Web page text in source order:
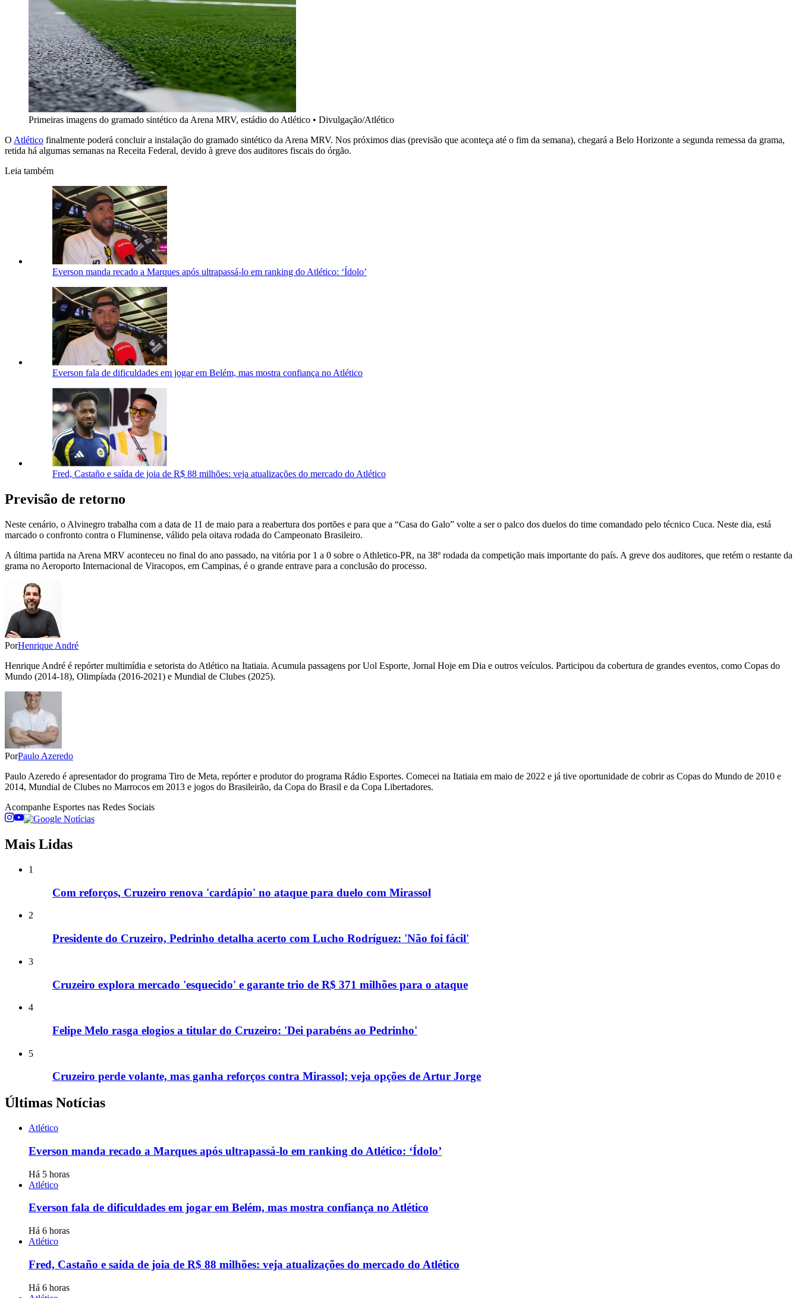
Primeiras imagens do gramado sintético da Arena MRV, estádio do Atlético • Divulgação/Atlético
O Atlético finalmente poderá concluir a instalação do gramado sintético da Arena MRV. Nos próximos dias (previsão que aconteça até o fim da semana), chegará a Belo Horizonte a segunda remessa da grama,
retida há algumas semanas na Receita Federal, devido à greve dos auditores fiscais do órgão.
Leia também
Everson manda recado a Marques após ultrapassá-lo em ranking do Atlético: ‘Ídolo’
Everson fala de dificuldades em jogar em Belém, mas mostra confiança no Atlético
Fred, Castaño e saída de joia de R$ 88 milhões: veja atualizações do mercado do Atlético
Previsão de retorno
Neste cenário, o Alvinegro trabalha com a data de 11 de maio para a reabertura dos portões e para que a “Casa do Galo” volte a ser o palco dos duelos do time comandado pelo técnico Cuca. Neste dia, está
marcado o confronto contra o Fluminense, válido pela oitava rodada do Campeonato Brasileiro.
A última partida na Arena MRV aconteceu no final do ano passado, na vitória por 1 a 0 sobre o Athletico-PR, na 38º rodada da competição mais importante do país. A greve dos auditores, que retém o restante da
grama no Aeroporto Internacional de Viracopos, em Campinas, é o grande entrave para a conclusão do processo.
PorHenrique André
Henrique André é repórter multimídia e setorista do Atlético na Itatiaia. Acumula passagens por Uol Esporte, Jornal Hoje em Dia e outros veículos. Participou da cobertura de grandes eventos, como Copas do
Mundo (2014-18), Olimpíada (2016-2021) e Mundial de Clubes (2025).
PorPaulo Azeredo
Paulo Azeredo é apresentador do programa Tiro de Meta, repórter e produtor do programa Rádio Esportes. Comecei na Itatiaia em maio de 2022 e já tive oportunidade de cobrir as Copas do Mundo de 2010 e
2014, Mundial de Clubes no Marrocos em 2013 e jogos do Brasileirão, da Copa do Brasil e da Copa Libertadores.
Acompanhe Esportes nas Redes Sociais
Mais Lidas
1
Com reforços, Cruzeiro renova 'cardápio' no ataque para duelo com Mirassol
2
Presidente do Cruzeiro, Pedrinho detalha acerto com Lucho Rodríguez: 'Não foi fácil'
3
Cruzeiro explora mercado 'esquecido' e garante trio de R$ 371 milhões para o ataque
4
Felipe Melo rasga elogios a titular do Cruzeiro: 'Dei parabéns ao Pedrinho'
5
Cruzeiro perde volante, mas ganha reforços contra Mirassol; veja opções de Artur Jorge
Últimas Notícias
Atlético
Everson manda recado a Marques após ultrapassá-lo em ranking do Atlético: ‘Ídolo’
Há 5 horas
Atlético
Everson fala de dificuldades em jogar em Belém, mas mostra confiança no Atlético
Há 6 horas
Atlético
Fred, Castaño e saída de joia de R$ 88 milhões: veja atualizações do mercado do Atlético
Há 6 horas